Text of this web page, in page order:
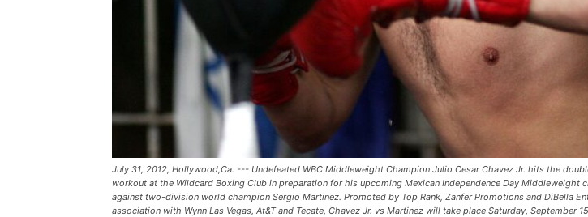
July 31, 2012, Hollywood,Ca. --- Undefeated WBC Middleweight Champion Julio Cesar Chavez Jr. hits the
workout at the Wildcard Boxing Club in preparation for his upcoming Mexican Independence Day Middleweight
against two-division world champion Sergio Martinez. Promoted by Top Rank, Zanfer Promotions and DiBella
association with Wynn Las Vegas, At&T and Tecate, Chavez Jr. vs Martinez will take place Saturday, September